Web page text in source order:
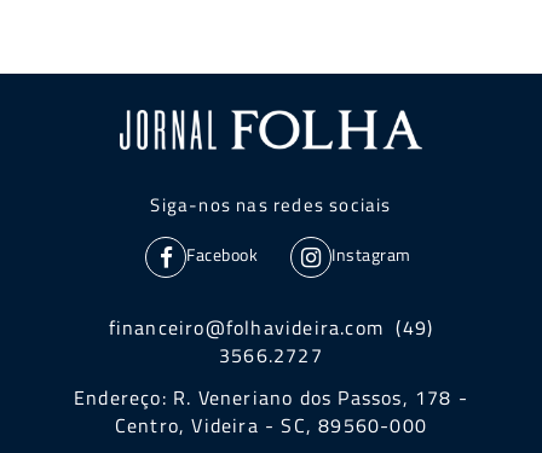
Siga-nos nas redes sociais
Facebook Instagram
financeiro@folhavideira.com (49)
3566.2727
Endereço: R. Veneriano dos Passos, 178 -
Centro, Videira - SC, 89560-000